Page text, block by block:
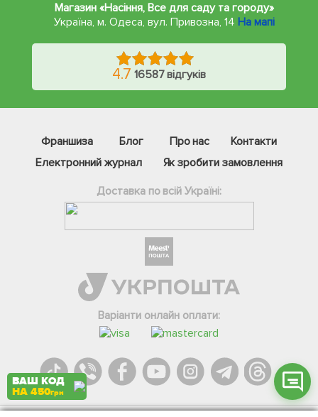
Магазин «Насіння, Все для саду та городу»
Україна, м. Одеса,вул. Привозна, 14 На мапі
4.7 16587 відгуків
Франшиза Блог Про нас
Контакти
Електронний журнал
Як зробити замовлення
Доставка по всій Україні:
Варіанти онлайн оплати:
Інстаграм
Онлайн чат
ВАШ КОД
НА 450грн